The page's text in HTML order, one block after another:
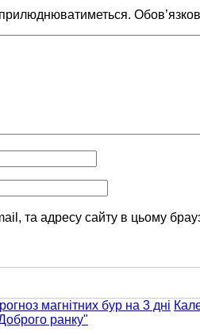
та адресу сайту в цьому
магнітних бур на 3 дні
ранку"